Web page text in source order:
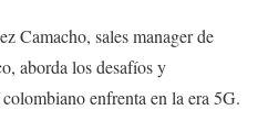
Camacho, sales manager de
aborda los desafíos y
enfrenta en la era 5G.